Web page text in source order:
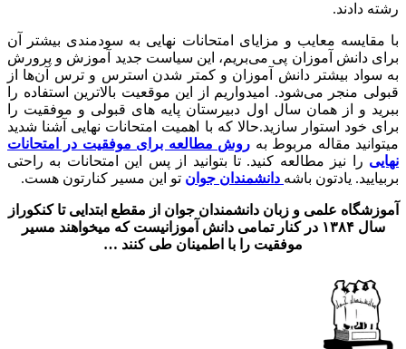
رشته دادند.
با مقایسه معایب و مزایای امتحانات نهایی به سودمندی بیشتر آن
برای دانش آموزان پی می‌بریم، این سیاست جدید آموزش و پرورش
به سواد بیشتر دانش آموزان و کمتر شدن استرس و ترس آن‌ها از
قبولی منجر می‌شود. امیدواریم از این موقعیت بالاترین استفاده را
ببرید و از همان سال اول دبیرستان پایه های قبولی و موفقیت را
برای خود استوار سازید.حالا که با اهمیت امتحانات نهایی آشنا شدید
میتوانید مقاله مربوط به روش مطالعه برای موفقیت در امتحانات
نهایی را نیز مطالعه کنید. تا بتوانید از پس این امتحانات به راحتی
بربیایید. یادتون باشه دانشمندان جوان تو این مسیر کنارتون هست.
آموزشگاه علمی و زبان دانشمندان جوان از مقطع ابتدایی تا کنکوراز
سال ۱۳۸۴ در کنار تمامی دانش آموزانیست که میخواهند مسیر
موفقیت را با اطمینان طی کنند …